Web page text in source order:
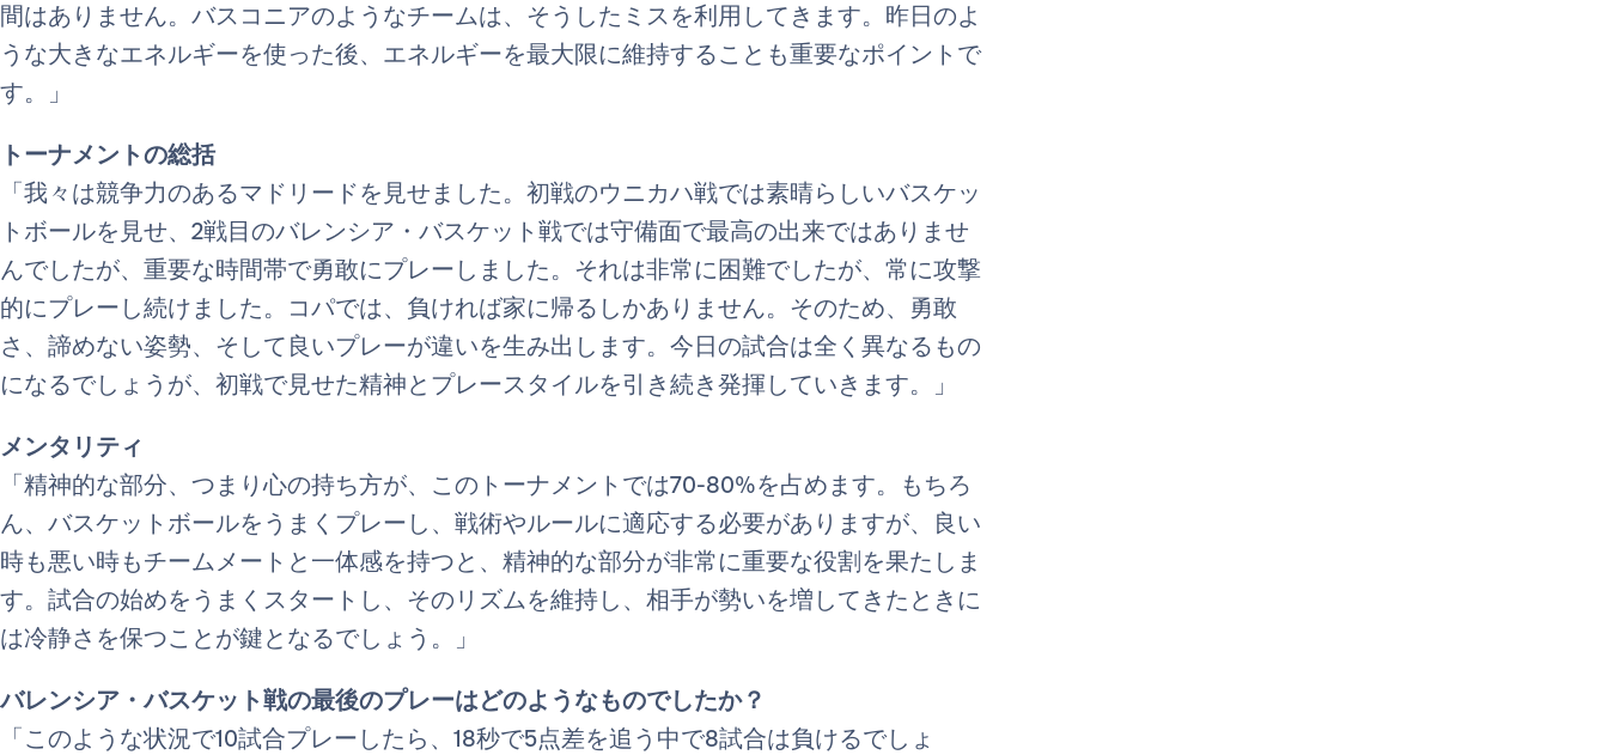
間はありません。バスコニアのようなチームは、そうしたミスを利用してきます。昨日のよ
うな大きなエネルギーを使った後、エネルギーを最大限に維持することも重要なポイントで
す。」
トーナメントの総括
「我々は競争力のあるマドリードを見せました。初戦のウニカハ戦では素晴らしいバスケッ
トボールを見せ、2戦目のバレンシア・バスケット戦では守備面で最高の出来ではありませ
んでしたが、重要な時間帯で勇敢にプレーしました。それは非常に困難でしたが、常に攻撃
的にプレーし続けました。コパでは、負ければ家に帰るしかありません。そのため、勇敢
さ、諦めない姿勢、そして良いプレーが違いを生み出します。今日の試合は全く異なるもの
になるでしょうが、初戦で見せた精神とプレースタイルを引き続き発揮していきます。」
メンタリティ
「精神的な部分、つまり心の持ち方が、このトーナメントでは70-80%を占めます。もちろ
ん、バスケットボールをうまくプレーし、戦術やルールに適応する必要がありますが、良い
時も悪い時もチームメートと一体感を持つと、精神的な部分が非常に重要な役割を果たしま
す。試合の始めをうまくスタートし、そのリズムを維持し、相手が勢いを増してきたときに
は冷静さを保つことが鍵となるでしょう。」
バレンシア・バスケット戦の最後のプレーはどのようなものでしたか？
「このような状況で10試合プレーしたら、18秒で5点差を追う中で8試合は負けるでしょ